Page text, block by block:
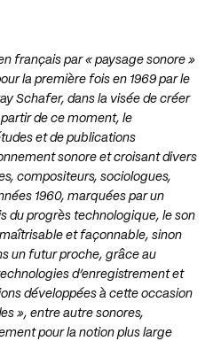
français par « paysage sonore »
la première fois en 1969 par le
Schafer, dans la visée de créer
de ce moment, le
et de publications
sonore et croisant divers
compositeurs, sociologues,
1960, marquées par un
du progrès technologique, le son
et façonnable, sinon
un futur proche, grâce au
d’enregistrement et
développées à cette occasion
», entre autre sonores,
pour la notion plus large